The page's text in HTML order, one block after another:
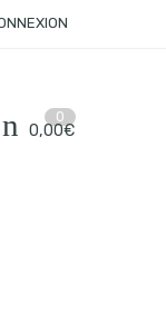
0
0,00€